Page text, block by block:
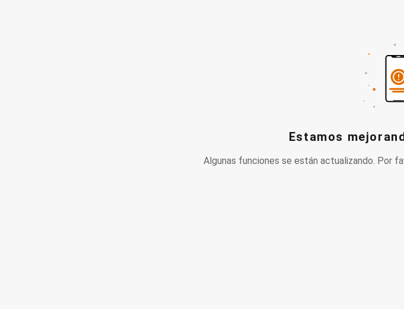
Estamos
Algunas funciones se están actualizando. Por